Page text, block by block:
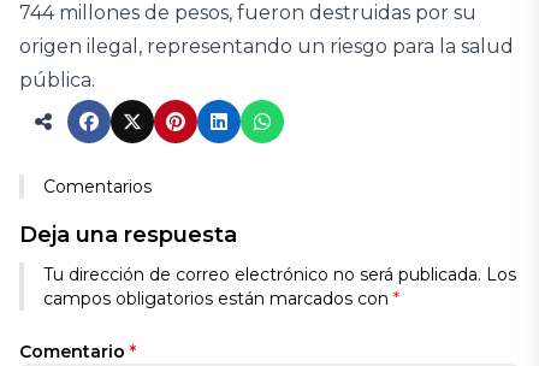
744 millones de pesos, fueron destruidas por su
origen ilegal, representando un riesgo para la salud
pública.
Comentarios
Deja una respuesta
Tu dirección de correo electrónico no será publicada. Los
campos obligatorios están marcados con *
Comentario *